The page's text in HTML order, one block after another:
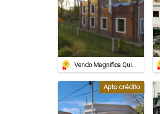
Vendo Magnifica Quinta De Grandes Dimensiones. - Zona Estación Saguier
Apto crédito